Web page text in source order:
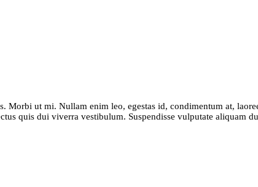
ut mi. Nullam enim leo, egestas id, condimentum at,
quis dui viverra vestibulum. Suspendisse vulputate aliquam